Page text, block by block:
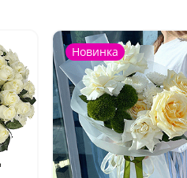
Новинка